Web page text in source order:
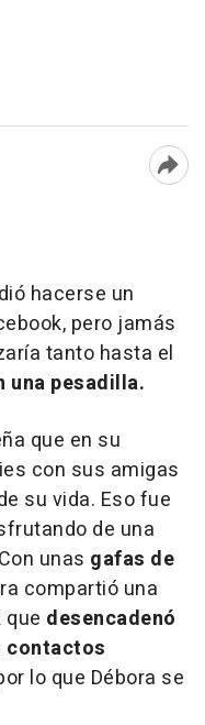
hacerse un
pero jamás
tanto hasta el
una pesadilla.
que en su
con sus amigas
su vida. Eso fue
de una
unas gafas de
compartió una
desencadenó
contactos
lo que Débora se